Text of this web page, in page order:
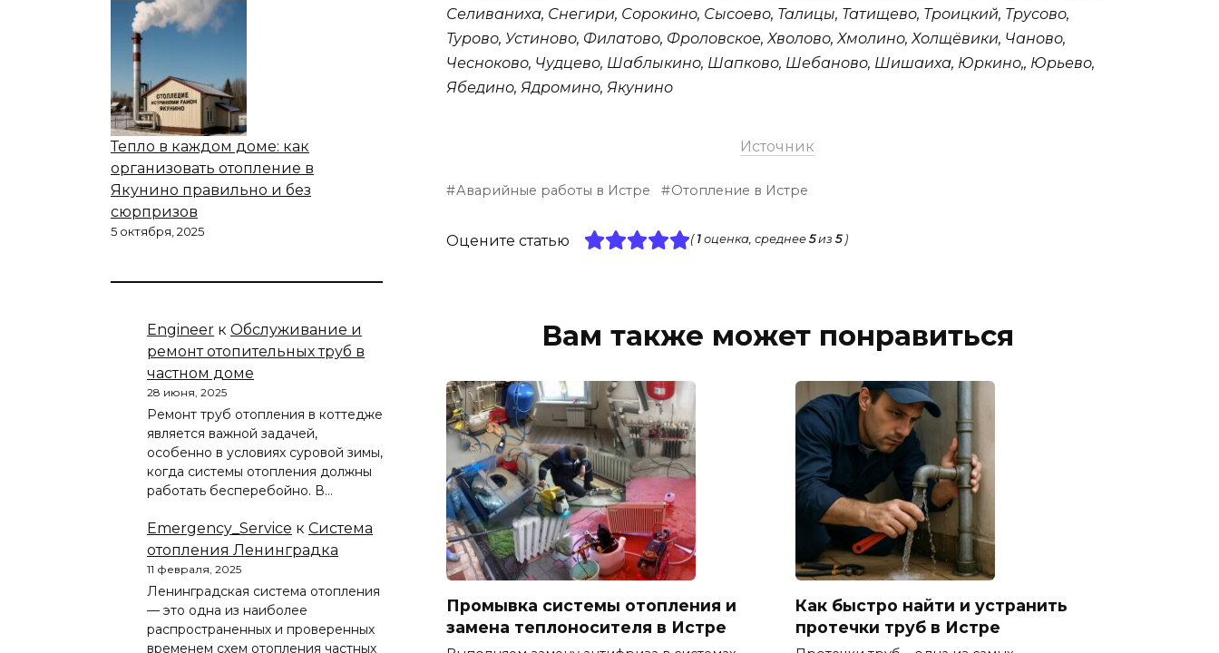
Селиваниха, Снегири, Сорокино, Сысоево, Талицы, Татищево, Троицкий, Трусово,
Турово, Устиново, Филатово, Фроловское, Хволово, Хмолино, Холщёвики, Чаново,
Чесноково, Чудцево, Шаблыкино, Шапково, Шебаново, Шишаиха, Юркино,, Юрьево,
Ябедино, Ядромино, Якунино
Источник
Аварийные работы в Истре Отопление в Истре
Оцените статью ( 1оценка, среднее 5из 5)
Вам также может понравиться
Промывка системы отопления и
замена теплоносителя в Истре
Как быстро найти и устранить
протечки труб в Истре
Тепло в каждом доме: как
организовать отопление в
Якунино правильно и без
сюрпризов
5 октября, 2025
Engineer к Обслуживание и
ремонт отопительных труб в
частном доме
28 июня, 2025
Ремонт труб отопления в коттедже
является важной задачей,
особенно в условиях суровой зимы,
когда системы отопления должны
работать бесперебойно. В…
Emergency_Service к Система
отопления Ленинградка
11 февраля, 2025
Ленинградская система отопления
— это одна из наиболее
распространенных и проверенных
временем схем отопления частных